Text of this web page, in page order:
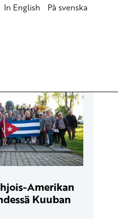
In English På svenska
Amerikan
Kuuban